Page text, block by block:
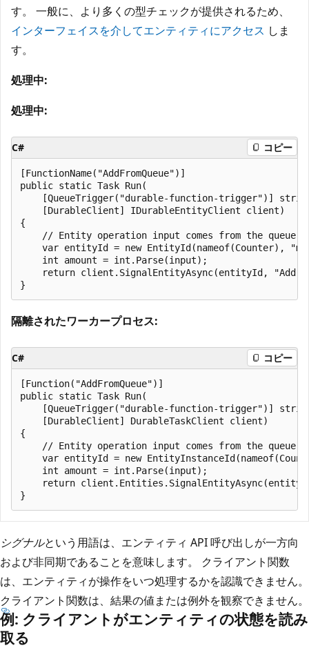
す。 一般に、より多くの型チェックが提供されるため、
インターフェイスを介してエンティティにアクセス しま
す。
処理中:
処理中:
C# コピー
[FunctionName("AddFromQueue")]
public static Task Run(
[QueueTrigger("durable-function-trigger")]
    [DurableClient] IDurableEntityClient client)
{
// Entity operation input comes from the queue
var entityId = new EntityId(nameof(Counter),
    int amount = int.Parse(input);
return client.SignalEntityAsync(entityId,
隔離されたワーカープロセス:
C# コピー
[Function("AddFromQueue")]
public static Task Run(
[QueueTrigger("durable-function-trigger")]
    [DurableClient] DurableTaskClient client)
{
// Entity operation input comes from the queue
var entityId = new
    int amount = int.Parse(input);
return
シグナルという用語は、エンティティ API 呼び出しが一方向
および非同期であることを意味します。 クライアント関数
は、エンティティが操作をいつ処理するかを認識できません。
クライアント関数は、結果の値または例外を観察できません。
例: クライアントがエンティティの状態を読み
取る